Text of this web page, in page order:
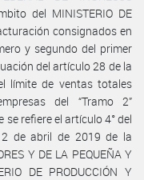
del MINISTERIO DE
consignados en
y segundo del primer
del artículo 28 de la
límite de ventas totales
del “Tramo 2”
se refiere el artículo 4° del
de abril de 2019 de la
Y DE LA PEQUEÑA Y
DE PRODUCCIÓN Y